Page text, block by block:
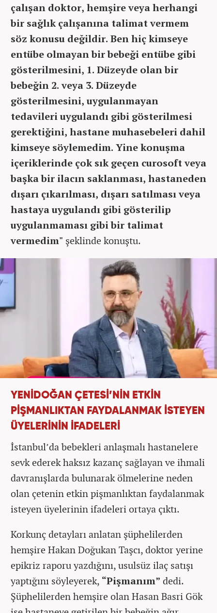
çalışan doktor, hemşire veya herhangi
bir sağlık çalışanına talimat vermem
söz konusu değildir. Ben hiç kimseye
entübe olmayan bir bebeği entübe gibi
gösterilmesini, 1. Düzeyde olan bir
bebeğin 2. veya 3. Düzeyde
gösterilmesini, uygulanmayan
tedavileri uygulandı gibi gösterilmesi
gerektiğini, hastane muhasebeleri dahil
kimseye söylemedim. Yine konuşma
içeriklerinde çok sık geçen curosoft veya
başka bir ilacın saklanması, hastaneden
dışarı çıkarılması, dışarı satılması veya
hastaya uygulandı gibi gösterilip
uygulanmaması gibi bir talimat
vermedim" şeklinde konuştu.
YENİDOĞAN ÇETESİ’NİN ETKİN
PİŞMANLIKTAN FAYDALANMAK İSTEYEN
ÜYELERİNİN İFADELERİ
İstanbul’da bebekleri anlaşmalı hastanelere
sevk ederek haksız kazanç sağlayan ve ihmali
davranışlarda bulunarak ölmelerine neden
olan çetenin etkin pişmanlıktan faydalanmak
isteyen üyelerinin ifadeleri ortaya çıktı.
Korkunç detayları anlatan şüphelilerden
hemşire Hakan Doğukan Taşcı, doktor yerine
epikriz raporu yazdığını, usulsüz ilaç satışı
yaptığını söyleyerek, “Pişmanım” dedi.
Şüphelilerden hemşire olan Hasan Basri Gök